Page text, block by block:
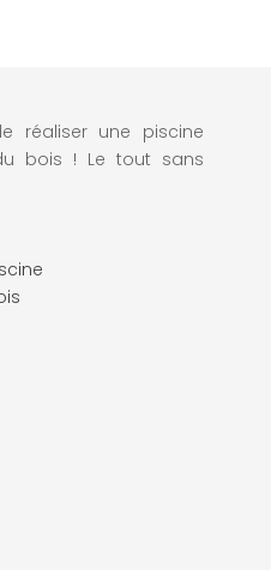
réaliser une piscine
bois ! Le tout sans